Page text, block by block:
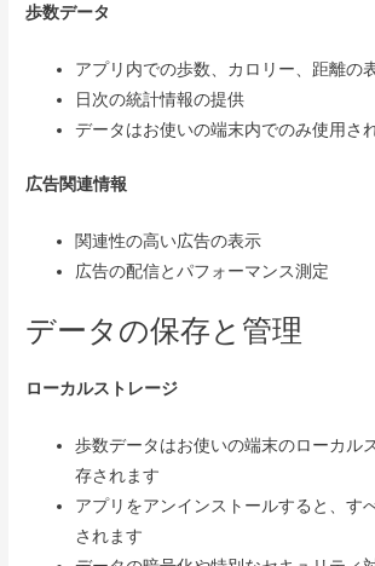
歩数データ
アプリ内での歩数、カロリー、距離の
日次の統計情報の提供
データはお使いの端末内でのみ使用さ
広告関連情報
関連性の高い広告の表示
広告の配信とパフォーマンス測定
データの保存と管理
ローカルストレージ
歩数データはお使いの端末のローカル
存されます
アプリをアンインストールすると、す
されます